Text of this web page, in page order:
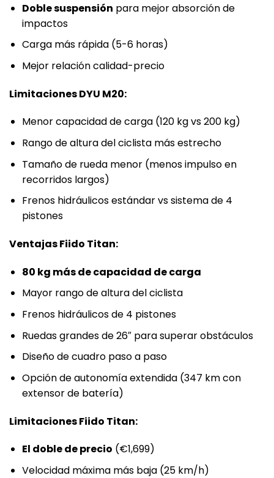
Doble suspensión para mejor absorción de
impactos
Carga más rápida (5-6 horas)
Mejor relación calidad-precio
Limitaciones DYU M20:
Menor capacidad de carga (120 kg vs 200 kg)
Rango de altura del ciclista más estrecho
Tamaño de rueda menor (menos impulso en
recorridos largos)
Frenos hidráulicos estándar vs sistema de 4
pistones
Ventajas Fiido Titan:
80 kg más de capacidad de carga
Mayor rango de altura del ciclista
Frenos hidráulicos de 4 pistones
Ruedas grandes de 26″ para superar obstáculos
Diseño de cuadro paso a paso
Opción de autonomía extendida (347 km con
extensor de batería)
Limitaciones Fiido Titan:
El doble de precio (€1,699)
Velocidad máxima más baja (25 km/h)